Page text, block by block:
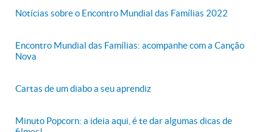
Notícias sobre o Encontro Mundial das Famílias 2022
Encontro Mundial das Famílias: acompanhe com a Canção
Nova
Cartas de um diabo a seu aprendiz
Minuto Popcorn: a ideia aqui, é te dar algumas dicas de